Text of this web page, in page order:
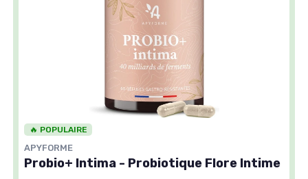
🔥 POPULAIRE
APYFORME
Probio+ Intima - Probiotique Flore Intime